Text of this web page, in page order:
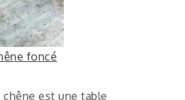
foncé
est une table